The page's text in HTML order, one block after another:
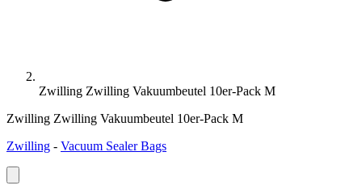
Zwilling Zwilling Vakuumbeutel 10er-Pack M
Zwilling Zwilling Vakuumbeutel 10er-Pack M
Zwilling - Vacuum Sealer Bags